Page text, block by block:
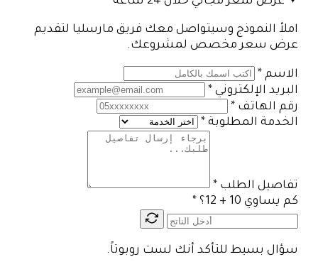
املأ النموذج وسيتواصل معك فريق مارسليا لتقديم
عرض سعر مخصص لمشروعك.
الاسم *
البريد الإلكتروني *
رقم الهاتف *
الخدمة المطلوبة *
تفاصيل الطلب *
كم يساوي 10 + 12؟
*
سؤال بسيط للتأكد أنك لست روبوتاً.